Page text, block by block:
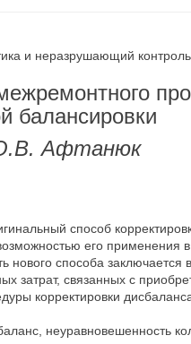
и неразрушающий
балансировки
Афтанюк
способ
его применения
нового способа
затрат, связанных с
корректировки
неуравновешенность